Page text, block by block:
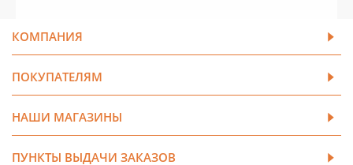
КОМПАНИЯ
ПОКУПАТЕЛЯМ
НАШИ МАГАЗИНЫ
ПУНКТЫ ВЫДАЧИ ЗАКАЗОВ